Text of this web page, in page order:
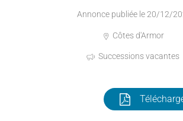
Annonce publiée le 20/12/
Côtes d'Armor
Successions vacantes